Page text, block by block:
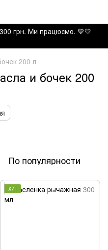
грн. Ми працюємо. ​💙💛
200 л
и бочек 200
По популярности
ХИТ